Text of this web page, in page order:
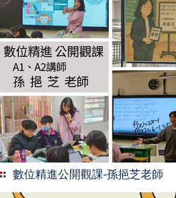
數位精進公開觀課-孫挹芝老師